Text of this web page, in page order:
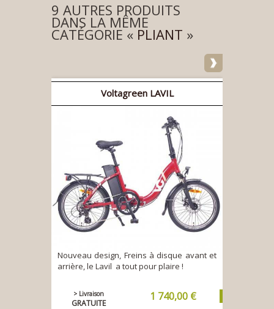
9 AUTRES PRODUITS
DANS LA MÊME
CATÉGORIE « PLIANT »
Voltagreen LAVIL
Nouveau design, Freins à disque avant et
arrière, le Lavil a tout pour plaire !
> Livraison
GRATUITE
1 740,00 €